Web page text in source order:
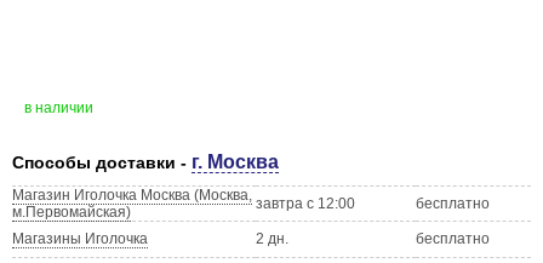
в наличии
Способы доставки - г. Москва
Магазин Иголочка Москва (Москва,
м.Первомайская)
завтра с 12:00 бесплатно
Магазины Иголочка 2 дн. бесплатно